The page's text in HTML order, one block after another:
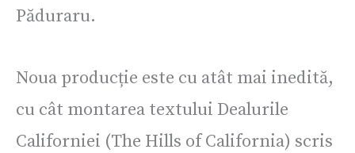
Păduraru.
Noua producție este cu atât mai inedită,
cu cât montarea textului Dealurile
Californiei (The Hills of California) scris